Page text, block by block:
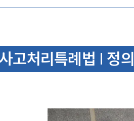
고처리특례법 | 정의